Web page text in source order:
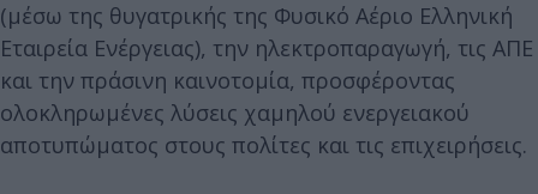
(μέσω της θυγατρικής της Φυσικό Αέριο Ελληνική
Εταιρεία Ενέργειας), την ηλεκτροπαραγωγή, τις ΑΠΕ
και την πράσινη καινοτομία, προσφέροντας
ολοκληρωμένες λύσεις χαμηλού ενεργειακού
αποτυπώματος στους πολίτες και τις επιχειρήσεις.